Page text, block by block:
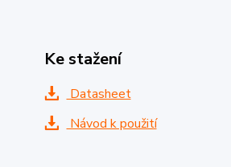
Ke stažení
Datasheet
Návod k použití